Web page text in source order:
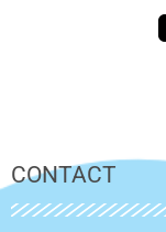
CONTACT